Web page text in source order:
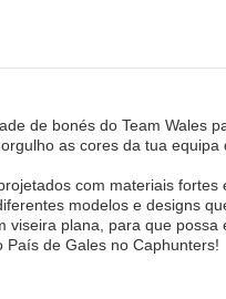
de bonés do Team Wales
as cores da tua equipa
com materiais
modelos e designs
plana, para que
de Gales no Caphunters!